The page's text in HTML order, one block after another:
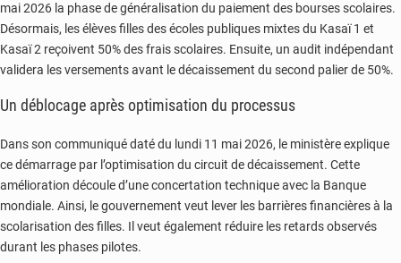
mai 2026 la phase de généralisation du paiement des bourses scolaires.
Désormais, les élèves filles des écoles publiques mixtes du Kasaï 1 et
Kasaï 2 reçoivent 50% des frais scolaires. Ensuite, un audit indépendant
validera les versements avant le décaissement du second palier de 50%.
Un déblocage après optimisation du processus
Dans son communiqué daté du lundi 11 mai 2026, le ministère explique
ce démarrage par l’optimisation du circuit de décaissement. Cette
amélioration découle d’une concertation technique avec la Banque
mondiale. Ainsi, le gouvernement veut lever les barrières financières à la
scolarisation des filles. Il veut également réduire les retards observés
durant les phases pilotes.